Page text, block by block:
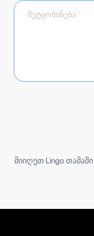
მიიღეთ Lingo თამაში